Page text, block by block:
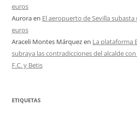
euros
Auroraen El aeropuerto de Sevilla
euros
Araceli Montes Márquezen La plataforma
subraya las contradicciones del alcalde
F.C. y Betis
ETIQUETAS